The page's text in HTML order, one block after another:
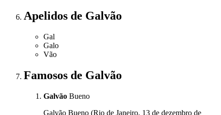
Apelidos de Galvão
Gal
Galo
Vão
Famosos de Galvão
Galvão Bueno
Galvão Bueno (Rio de Janeiro, 13 de dezembro de